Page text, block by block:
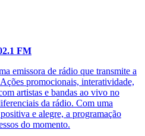
FM
emissora de rádio que transmite a
Ações promocionais, interatividade,
artistas e bandas ao vivo no
da rádio. Com uma
e alegre, a programação
do momento.